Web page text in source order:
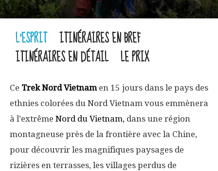
L'ESPRIT ITINÉRAIRES EN BREF
ITINÉRAIRES EN DÉTAIL LE PRIX
Ce Trek Nord Vietnamen 15 jours dans le pays des
ethnies colorées du Nord Vietnam vous emmènera
à l’extrême Nord du Vietnam, dans une région
montagneuse près de la frontière avec la Chine,
pour découvrir les magnifiques paysages de
rizières en terrasses, les villages perdus de